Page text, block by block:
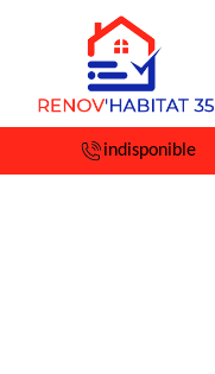
indisponible